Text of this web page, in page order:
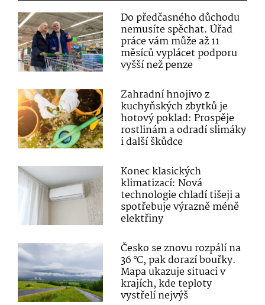
Do předčasného důchodu
nemusíte spěchat. Úřad
práce vám může až 11
měsíců vyplácet podporu
vyšší než penze
Zahradní hnojivo z
kuchyňských zbytků je
hotový poklad: Prospěje
rostlinám a odradí slimáky
i další škůdce
Konec klasických
klimatizací: Nová
technologie chladí tišeji a
spotřebuje výrazně méně
elektřiny
Česko se znovu rozpálí na
36 °C, pak dorazí bouřky.
Mapa ukazuje situaci v
krajích, kde teploty
vystřelí nejvýš